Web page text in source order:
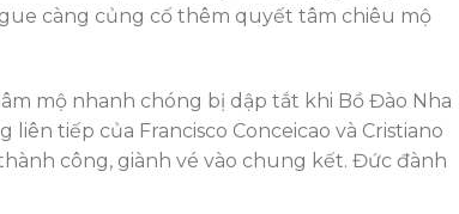
càng củng cố thêm quyết tâm chiêu mộ
mộ nhanh chóng bị dập tắt khi Bồ Đào Nha
tiếp của Francisco Conceicao và Cristiano
công, giành vé vào chung kết. Đức đành